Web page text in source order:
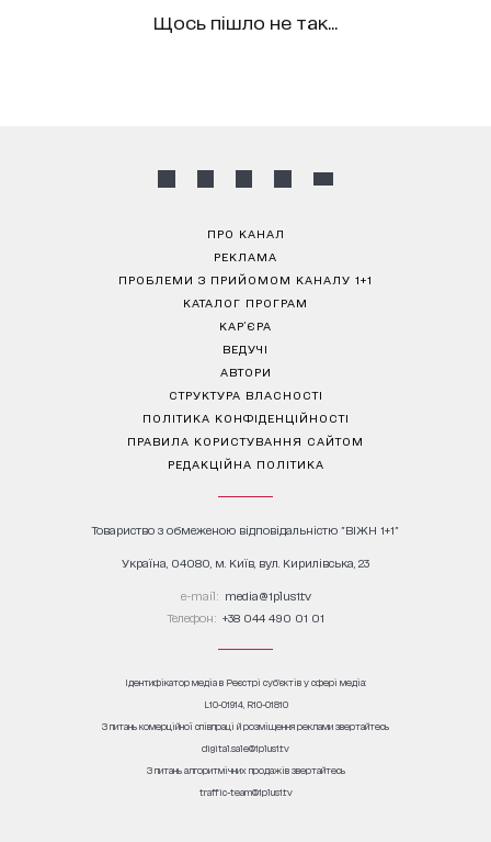
Щось пішло не так...
ПРО КАНАЛ
РЕКЛАМА
ПРОБЛЕМИ З ПРИЙОМОМ КАНАЛУ 1+1
КАТАЛОГ ПРОГРАМ
КАР’ЄРА
ВЕДУЧІ
АВТОРИ
СТРУКТУРА ВЛАСНОСТІ
ПОЛІТИКА КОНФІДЕНЦІЙНОСТІ
ПРАВИЛА КОРИСТУВАННЯ САЙТОМ
РЕДАКЦІЙНА ПОЛІТИКА
Товариство з обмеженою відповідальністю "ВІЖН 1+1"
Україна, 04080, м. Київ, вул. Кирилівська, 23
е-mail: media@1plus1.tv
Телефон: +38 044 490 01 01
Ідентифікатор медіа в Реєстрі суб’єктів у сфері медіа:
L10-01914, R10-01810
З питань комерційної співпраці й розміщення реклами звертайтесь
digital.sale@1plus1.tv
З питань алгоритмічних продажів звертайтесь
traffic-team@1plus1.tv